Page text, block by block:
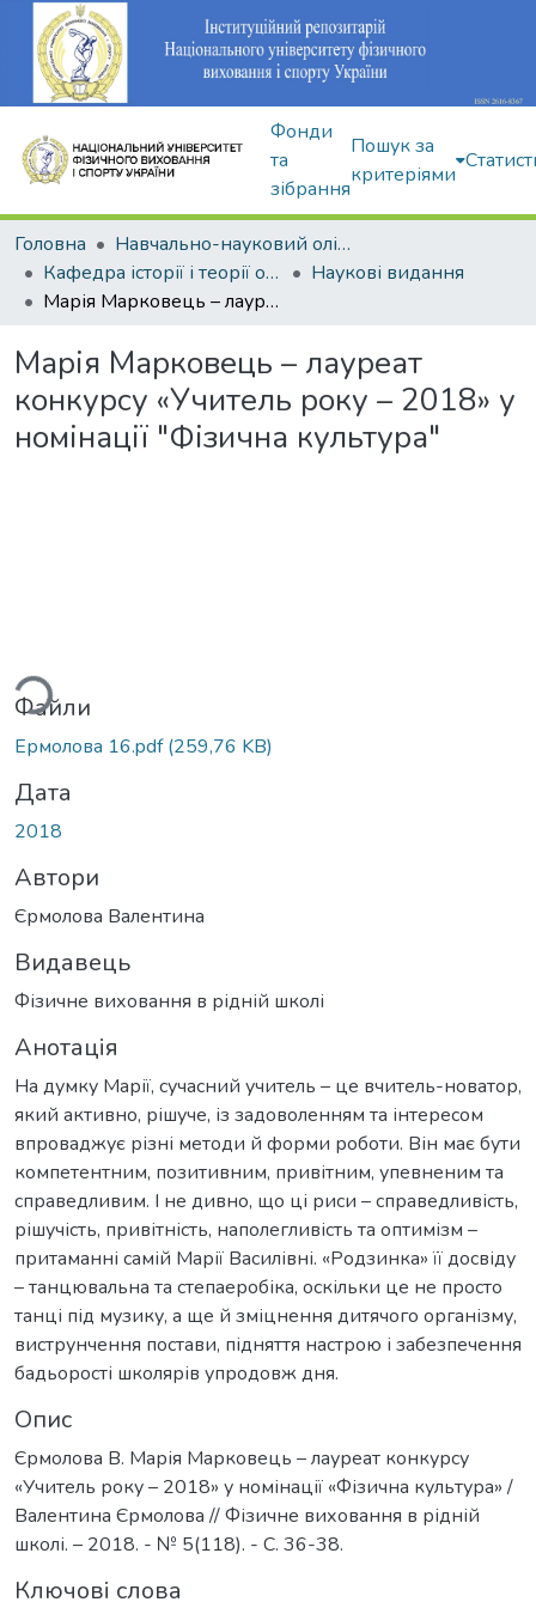
Фонди
та
зібрання
Пошук за
критеріями
Головна
Навчально-науковий олімпійський інститут
Кафедра історії і теорії олімпійського спорту
Наукові видання
Марія Марковець – лауреат конкурсу «Учитель року – 2018» у номінації "Фізична культура"
Марія Марковець – лауреат
конкурсу «Учитель року – 2018» у
номінації "Фізична культура"
Файли
Ермолова 16.pdf(259,76 KB)
Дата
2018
Автори
Єрмолова Валентина
Видавець
Фізичне виховання в рідній школі
Анотація
На думку Марії, сучасний учитель – це вчитель-новатор,
який активно, рішуче, із задоволенням та інтересом
впроваджує різні методи й форми роботи. Він має бути
компетентним, позитивним, привітним, упевненим та
справедливим. І не дивно, що ці риси – справедливість,
рішучість, привітність, наполегливість та оптимізм –
притаманні самій Марії Василівні. «Родзинка» її досвіду
– танцювальна та степаеробіка, оскільки це не просто
танці під музику, а ще й зміцнення дитячого організму,
виструнчення постави, підняття настрою і забезпечення
бадьорості школярів упродовж дня.
Опис
Єрмолова В. Марія Марковець – лауреат конкурсу
«Учитель року – 2018» у номінації «Фізична культура» /
Валентина Єрмолова // Фізичне виховання в рідній
школі. – 2018. - № 5(118). - С. 36-38.
Ключові слова